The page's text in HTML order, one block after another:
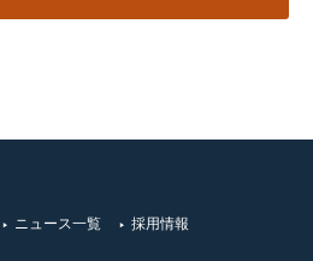
ニュース一覧 採用情報